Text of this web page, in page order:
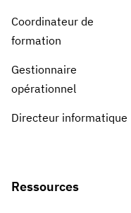
Coordinateur de
formation
Gestionnaire
opérationnel
Directeur informatique
Ressources